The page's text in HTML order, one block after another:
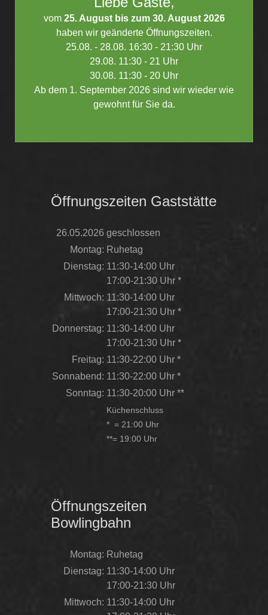
vom 25. August bis zum 30. August 2026
haben wir geänderte Öffnungszeiten.
25.08. - 28.08. 16:30 - 21:30 Uhr
29.08. 11:30 - 21 Uhr
30.08. 11:30 - 20 Uhr
Ab dem 1. September 2026 sind wir wieder wie
gewohnt für Sie da.
Öffnungszeiten Gaststätte
26.05.2026 geschlossen
Montag: Ruhetag
Dienstag: 11:30-14:00 Uhr
17:00-21:30 Uhr *
Mittwoch: 11:30-14:00 Uhr
17:00-21:30 Uhr *
Donnerstag: 11:30-14:00 Uhr
17:00-21:30 Uhr *
Freitag: 11:30-22:00 Uhr *
Sonnabend: 11:30-22:00 Uhr *
Sonntag: 11:30-20:00 Uhr **
Küchenschluss
* = 21:00 Uhr
**= 19:00 Uhr
Öffnungszeiten
Bowlingbahn
Montag: Ruhetag
Dienstag: 11:30-14:00 Uhr
17:00-21:30 Uhr
Mittwoch: 11:30-14:00 Uhr